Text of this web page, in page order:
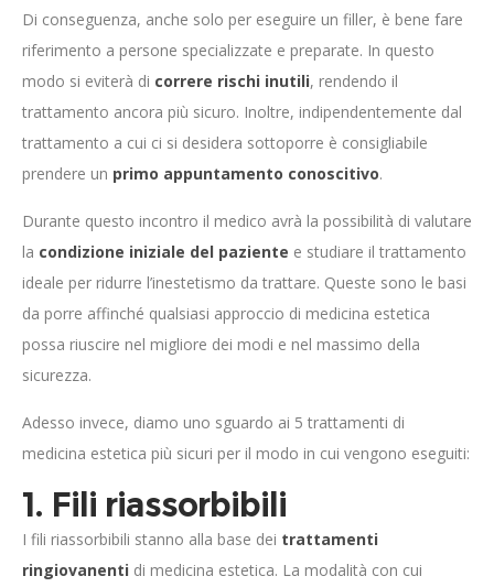
Di conseguenza, anche solo per eseguire un filler, è bene fare
riferimento a persone specializzate e preparate. In questo
modo si eviterà di correre rischi inutili, rendendo il
trattamento ancora più sicuro. Inoltre, indipendentemente dal
trattamento a cui ci si desidera sottoporre è consigliabile
prendere un primo appuntamento conoscitivo.
Durante questo incontro il medico avrà la possibilità di valutare
la condizione iniziale del paziente e studiare il trattamento
ideale per ridurre l’inestetismo da trattare. Queste sono le basi
da porre affinché qualsiasi approccio di medicina estetica
possa riuscire nel migliore dei modi e nel massimo della
sicurezza.
Adesso invece, diamo uno sguardo ai 5 trattamenti di
medicina estetica più sicuri per il modo in cui vengono eseguiti:
1. Fili riassorbibili
I fili riassorbibili stanno alla base dei trattamenti
ringiovanenti di medicina estetica. La modalità con cui